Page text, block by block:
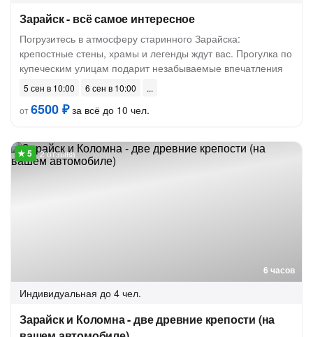
Зарайск - всё самое интересное
Погрузитесь в атмосферу старинного Зарайска:
крепостные стены, храмы и легенды ждут вас. Прогулка по
купеческим улицам подарит незабываемые впечатления
5 сен в 10:00
6 сен в 10:00
от6500 ₽за всё до 10 чел.
6 часов
2 отзыва
Индивидуальная до 4 чел.
Зарайск и Коломна - две древние крепости (на